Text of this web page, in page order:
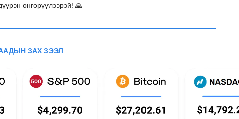
өнгөрүүлээрэй! 🙏
ЗАХ ЗЭЭЛ